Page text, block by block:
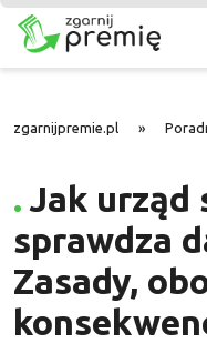
zgarnijpremie.pl »
Jak urząd
sprawdza
Zasady,